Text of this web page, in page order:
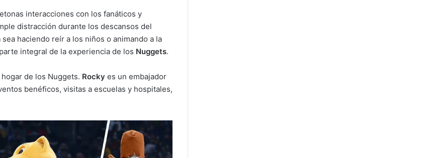
interacciones con los fanáticos y
distracción durante los descansos del
haciendo reír a los niños o animando a la
integral de la experiencia de los Nuggets.
hogar de los Nuggets. Rocky es un embajador
benéficos, visitas a escuelas y hospitales,